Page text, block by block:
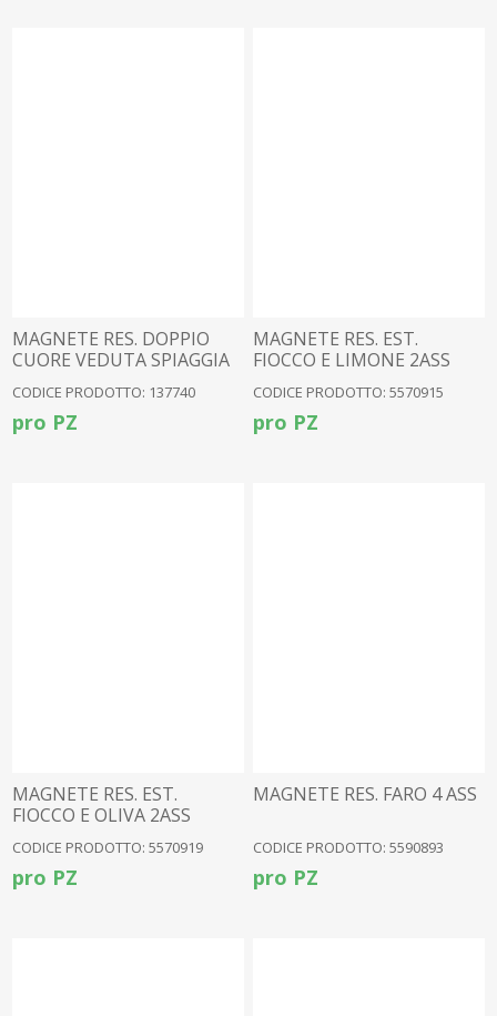
MAGNETE RES. DOPPIO
CUORE VEDUTA SPIAGGIA
CODICE PRODOTTO: 137740
pro PZ
MAGNETE RES. EST.
FIOCCO E LIMONE 2ASS
CODICE PRODOTTO: 5570915
pro PZ
MAGNETE RES. EST.
FIOCCO E OLIVA 2ASS
CODICE PRODOTTO: 5570919
pro PZ
MAGNETE RES. FARO 4 ASS
CODICE PRODOTTO: 5590893
pro PZ